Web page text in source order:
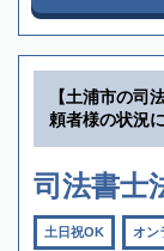
【土浦市の司
頼者様の状況
司法書士
土日祝OK オン